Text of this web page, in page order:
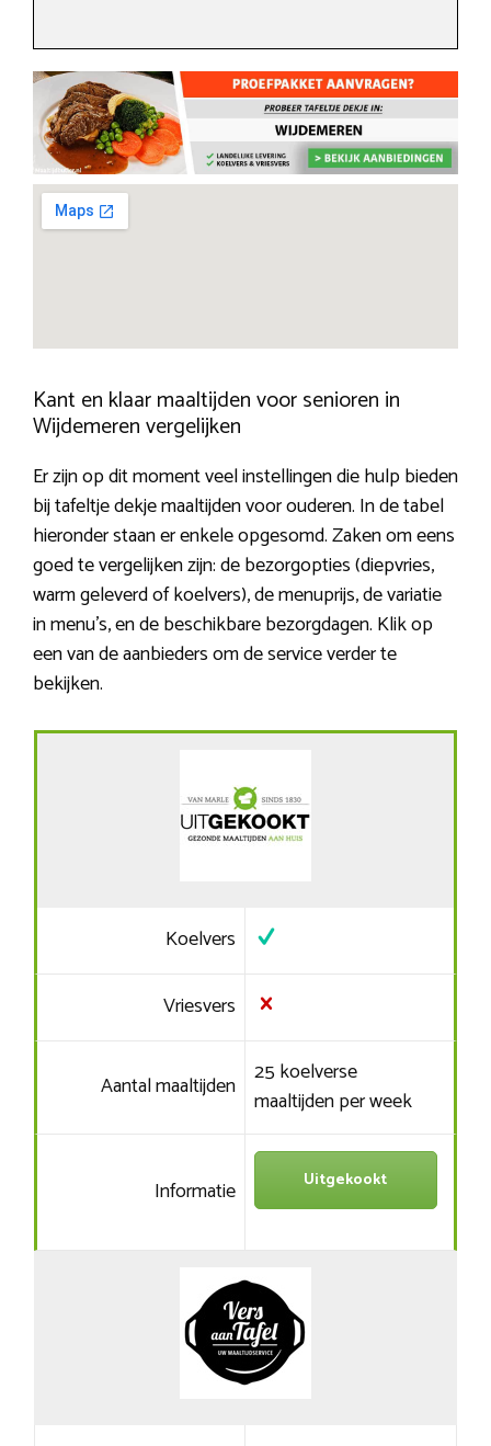
Kant en klaar maaltijden voor senioren in
Wijdemeren vergelijken
Er zijn op dit moment veel instellingen die hulp bieden
bij tafeltje dekje maaltijden voor ouderen. In de tabel
hieronder staan er enkele opgesomd. Zaken om eens
goed te vergelijken zijn: de bezorgopties (diepvries,
warm geleverd of koelvers), de menuprijs, de variatie
in menu’s, en de beschikbare bezorgdagen. Klik op
een van de aanbieders om de service verder te
bekijken.
Koelvers
Vriesvers
Aantal maaltijden 25 koelverse
maaltijden per week
Informatie Uitgekookt